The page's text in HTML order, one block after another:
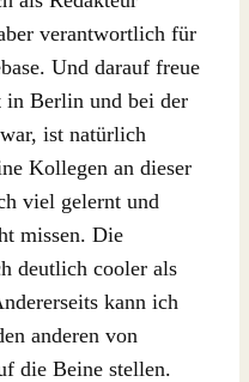
verantwortlich für
Und darauf freue
in Berlin und bei der
ist natürlich
Kollegen an dieser
viel gelernt und
missen. Die
deutlich cooler als
kann ich
anderen von
die Beine stellen.